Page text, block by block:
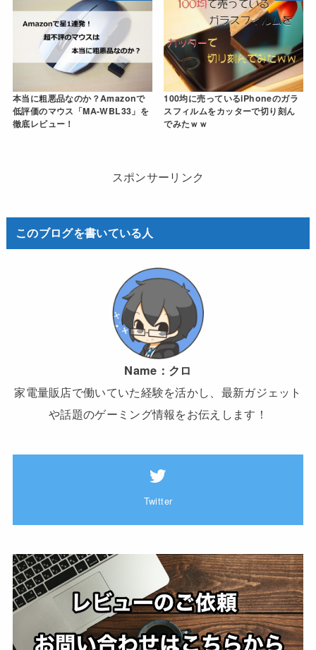
本当に粗悪品なのか？Amazonで
低評価のマウス「MA-WBL33」を
徹底レビュー！
100均に売っているiPhoneのガラ
スフィルムをカッターで切り刻ん
でみたｗｗ
スポンサーリンク
このブログを書いている人
Name： クロ
家電量販店で働いていた経験を活かし、最新ガジェット
や話題のゲーミング情報をお伝えします！
Twitter